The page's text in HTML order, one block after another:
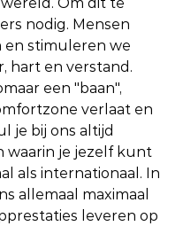
nodig. Mensen
en stimuleren we
hart en verstand.
een "baan",
verlaat en
je bij ons altijd
waarin je jezelf kunt
als internationaal. In
allemaal maximaal
leveren op